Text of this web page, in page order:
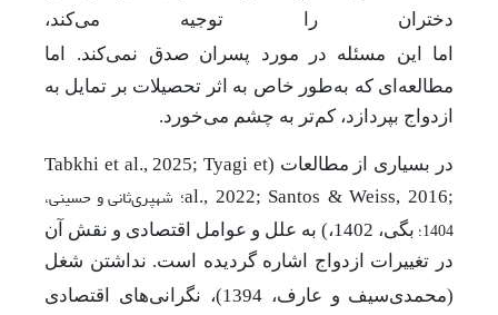
دختران را توجیه می‌کند،
اما
این مسئله در مورد پسران صدق
نمی‌کند. اما
مطالعه‌ای که به‌طور خاص به اثر تحصیلات بر تمایل به
ازدواج بپردازد، کم‌تر به چشم می‌‎خورد.
در بسیاری از مطالعات (Tabkhi et al., 2025; Tyagi et
al., 2022; Santos & Weiss, 2016;؛ شهپری‌ثانی و حسینی،
1404؛
بگی، 1402،) به علل و عوامل اقتصادی و نقش آن
در تغییرات ازدواج اشاره گردیده است. نداشتن شغل
(محمدی‌سیف
و عارف، 1394)، نگرانی‌های اقتصادی